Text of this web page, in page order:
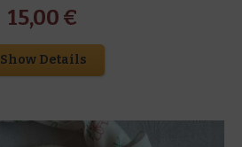
15,00 €
Show Details